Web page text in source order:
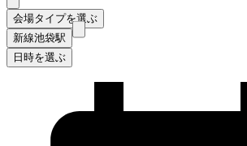
会場タイプを選ぶ
新線池袋駅
日時を選ぶ